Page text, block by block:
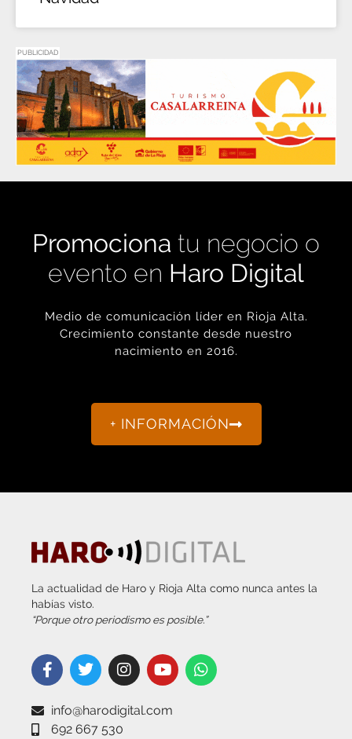
PUBLICIDAD
Promociona tu negocio o
evento en Haro Digital
Medio de comunicación líder en Rioja Alta.
Crecimiento constante desde nuestro
nacimiento en 2016.
+ INFORMACIÓN
La actualidad de Haro y Rioja Alta como nunca antes la
habías visto.
“Porque otro periodismo es posible.”
info@harodigital.com
692 667 530